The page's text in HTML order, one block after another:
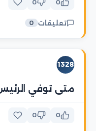
0
0
تعليقات 0
1328
متى توفي
0
0